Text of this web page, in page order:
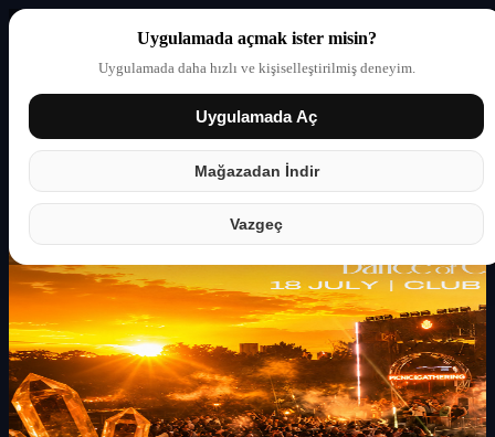
Uygulamada açmak ister misin?
Uygulamada daha hızlı ve kişiselleştirilmiş deneyim.
Uygulamada Aç
Mağazadan İndir
Vazgeç
Giriş yap Partner